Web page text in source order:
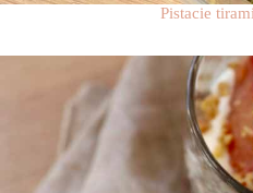
Pistacie